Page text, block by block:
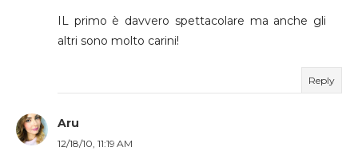
IL primo è davvero spettacolare ma anche gli
altri sono molto carini!
Reply
Aru
12/18/10, 11:19 AM